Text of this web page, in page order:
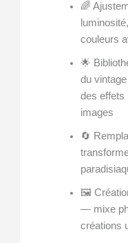
🌈
couleurs
🌟
du
des effets
images
🔄
🖼️
— mixe
créations